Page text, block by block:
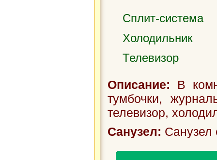
Сплит-система
Холодильник
Телевизор
Описание: В
тумбочки,
телевизор,
Санузел: